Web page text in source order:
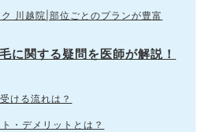
川越院|部位ごとのプランが豊富
に関する疑問を医師が解説！
ける流れは？
・デメリットとは？